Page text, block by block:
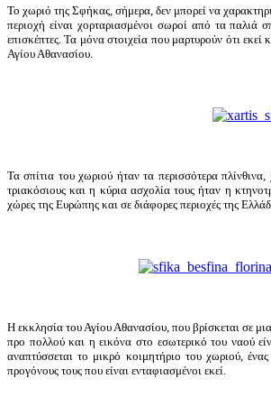
Το χωριό της Σφήκας, σήμερα, δεν μπορεί να
περιοχή είναι χορταριασμένοι σωροί από τα παλιά
επισκέπτες. Τα μόνα στοιχεία που μαρτυρούν ότι
Αγίου Αθανασίου.
Τα σπίτια του χωριού ήταν τα περισσότερα
τριακόσιους και η κύρια ασχολία τους ήταν η
χώρες της Ευρώπης και σε διάφορες περιοχές της
Η εκκλησία του Αγίου Αθανασίου, που βρίσκεται σε
προ πολλού και η εικόνα στο εσωτερικό του ναού
αναπτύσσεται το μικρό κοιμητήριο του χωριού,
προγόνους τους που είναι ενταφιασμένοι εκεί.